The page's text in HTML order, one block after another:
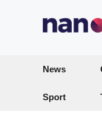
News
Sport